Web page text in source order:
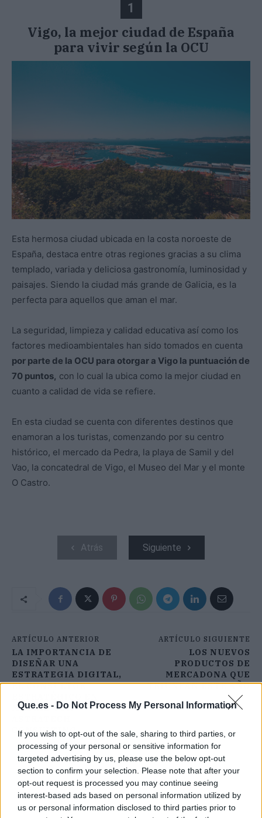
Que.es - Do Not Process My Personal Information
If you wish to opt-out of the sale, sharing to third parties, or
processing of your personal or sensitive information for
targeted advertising by us, please use the below opt-out
section to confirm your selection. Please note that after your
opt-out request is processed you may continue seeing
interest-based ads based on personal information utilized by
us or personal information disclosed to third parties prior to
1
Vigo, la mejor ciudad de España
para vivir según la OCU
Esta hermosa ciudad ubicada en la costa noroeste de
España, destaca entre otras regiones gracias a su clima
templado, variada y deliciosa gastronomía, luminosidad y
paisajes. Siendo la ciudad más grande de Galicia, es la
perfecta para aquellos que aman el mar.
La seguridad, limpieza y calidad educativa así como los
factores medioambientales han sido tomados en cuenta
por parte de la OCU para otorgar a Vigo la puntuación de
70 puntos, con lo cual la ubica como la mejor ciudad en
cuanto a calidad de vida se refiere.
En esta ciudad se cuenta con diferentes destinos que
enamoran a los turistas, comenzando por su centro
histórico, el mercado da Pedra, la playa de Samil y del
Vao, la concatedral de Vigo, el Museo del Mar y el monte
O Castro.
Atrás Siguiente
ARTÍCULO ANTERIOR
LA IMPORTANCIA DE
DISEÑAR UNA
ESTRATEGIA DIGITAL,
EL CONSULTOR
MADRID CON
CONSULTING
ARTÍCULO SIGUIENTE
LOS NUEVOS
PRODUCTOS DE
MERCADONA QUE
TRIUNFAN ESTE AÑO